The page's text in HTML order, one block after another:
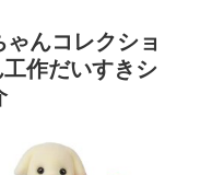
んコレクショ
作だいすきシ